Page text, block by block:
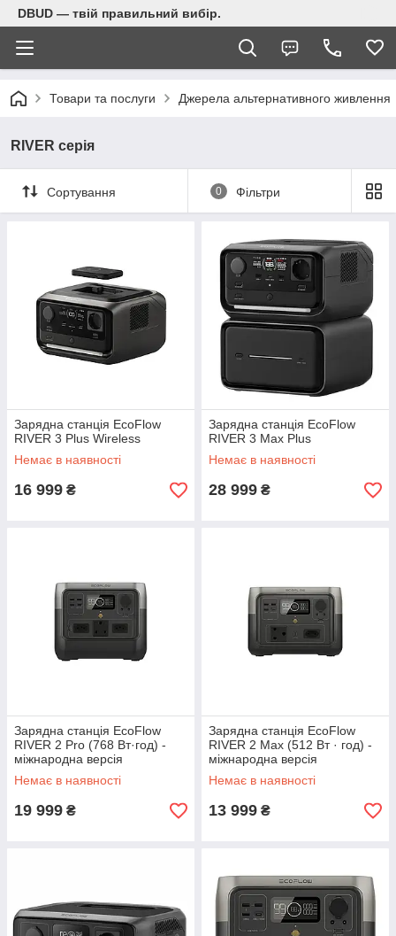
DBUD — твій правильний вибір.
Товари та послуги Джерела альтернативного живлення
RIVER серія
Сортування 0 Фільтри
Зарядна станція EcoFlow
RIVER 3 Plus Wireless
Немає в наявності
16 999 ₴
Зарядна станція EcoFlow
RIVER 3 Max Plus
Немає в наявності
28 999 ₴
Зарядна станція EcoFlow
RIVER 2 Pro (768 Вт·год) -
міжнародна версія
Немає в наявності
19 999 ₴
Зарядна станція EcoFlow
RIVER 2 Max (512 Вт · год) -
міжнародна версія
Немає в наявності
13 999 ₴